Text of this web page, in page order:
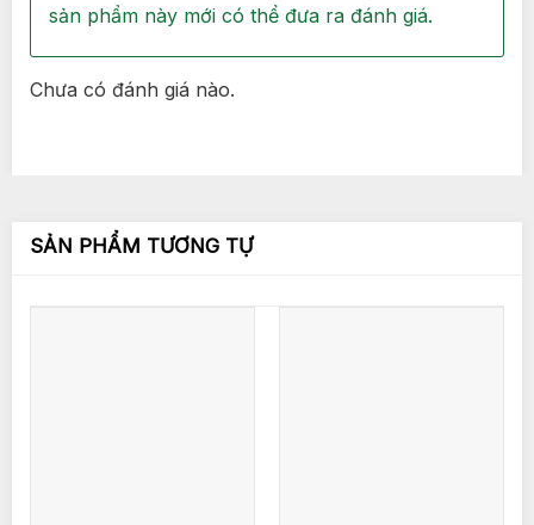
Chưa có đánh giá nào.
sản phẩm này mới có thể đưa ra đánh giá.
SẢN PHẨM TƯƠNG TỰ